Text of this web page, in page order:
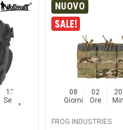
13
Sec
NUOVO
08
Giorni
02
Ore
20
Min
FROG INDUSTRIES